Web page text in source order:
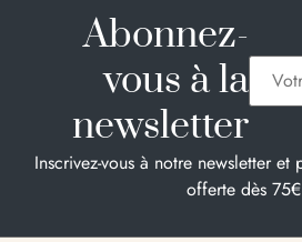
Abonnez-
vous à la
newsletter
Inscrivez-vous à notre newsletter et
offerte dès